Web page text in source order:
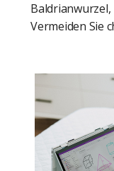
Baldrianwurzel,
Vermeiden Sie